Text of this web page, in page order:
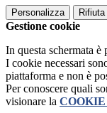
Personalizza
Gestione cookie
In questa schermata
I cookie necessari
piattaforma e non è
Per conoscere quali
visionare la